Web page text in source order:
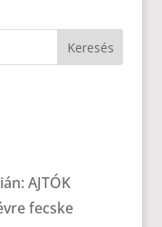
AJTÓK
fecske